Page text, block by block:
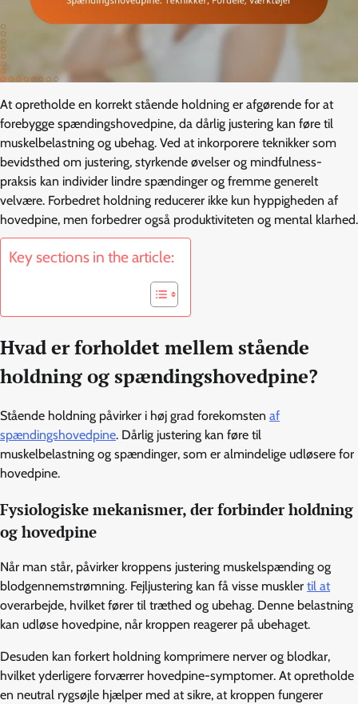
At opretholde en korrekt stående holdning er afgørende for at
forebygge spændingshovedpine, da dårlig justering kan føre til
muskelbelastning og ubehag. Ved at inkorporere teknikker som
bevidsthed om justering, styrkende øvelser og mindfulness-
praksis kan individer lindre spændinger og fremme generelt
velvære. Forbedret holdning reducerer ikke kun hyppigheden af
hovedpine, men forbedrer også produktiviteten og mental klarhed.
Key sections in the article:
Hvad er forholdet mellem stående
holdning og spændingshovedpine?
Stående holdning påvirker i høj grad forekomsten af
spændingshovedpine. Dårlig justering kan føre til
muskelbelastning og spændinger, som er almindelige udløsere for
hovedpine.
Fysiologiske mekanismer, der forbinder holdning
og hovedpine
Når man står, påvirker kroppens justering muskelspænding og
blodgennemstrømning. Fejljustering kan få visse muskler til at
overarbejde, hvilket fører til træthed og ubehag. Denne belastning
kan udløse hovedpine, når kroppen reagerer på ubehaget.
Desuden kan forkert holdning komprimere nerver og blodkar,
hvilket yderligere forværrer hovedpine-symptomer. At opretholde
en neutral rygsøjle hjælper med at sikre, at kroppen fungerer